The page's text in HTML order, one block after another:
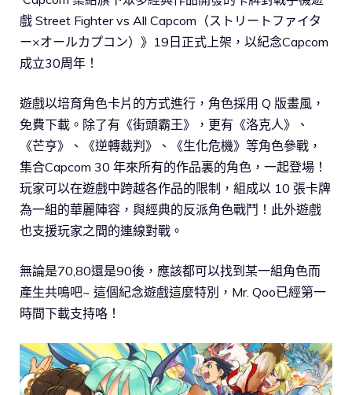
戲 Street Fighter vs All Capcom（ストリートファイタ
ー×オールカプコン）》19日正式上架，以紀念Capcom
成立30周年！
遊戲以培育角色卡片的方式進行，角色採用 Q 版畫風，
免費下載。除了有《街頭霸王》，更有《洛克人》、
《芒亨》、《逆轉裁判》、《生化危機》等角色參戰，
集合Capcom 30 年來所有的作品裏的角色，一起登場！
玩家可以在遊戲中跨越各作品的限制，組成以 10 張卡牌
為一組的華麗陣容，與經典的反派角色戰鬥！此外遊戲
也支援玩家之間的連線對戰。
無論是70,80還是90後，應該都可以找到某一組角色而
產生共鳴吧~ 這個紀念遊戲這麼特別，Mr. Qoo已經第一
時間下載支持咯！